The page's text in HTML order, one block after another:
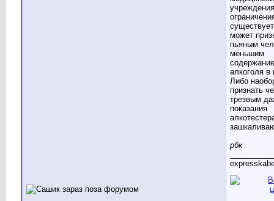
может
пьяным
меньшим
алкоголя в
Либо
признать
трезвым
показания
рбк